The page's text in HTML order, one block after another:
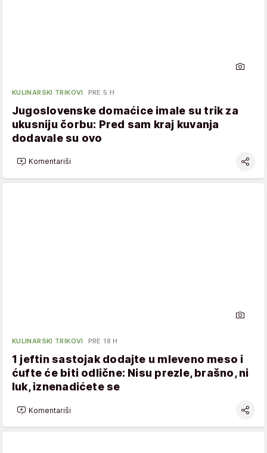
KULINARSKI TRIKOVI PRE 5 H
Jugoslovenske domaćice imale su trik za
ukusniju čorbu: Pred sam kraj kuvanja
dodavale su ovo
Komentariši
KULINARSKI TRIKOVI PRE 18 H
1 jeftin sastojak dodajte u mleveno meso i
ćufte će biti odlične: Nisu prezle, brašno, ni
luk, iznenadićete se
Komentariši